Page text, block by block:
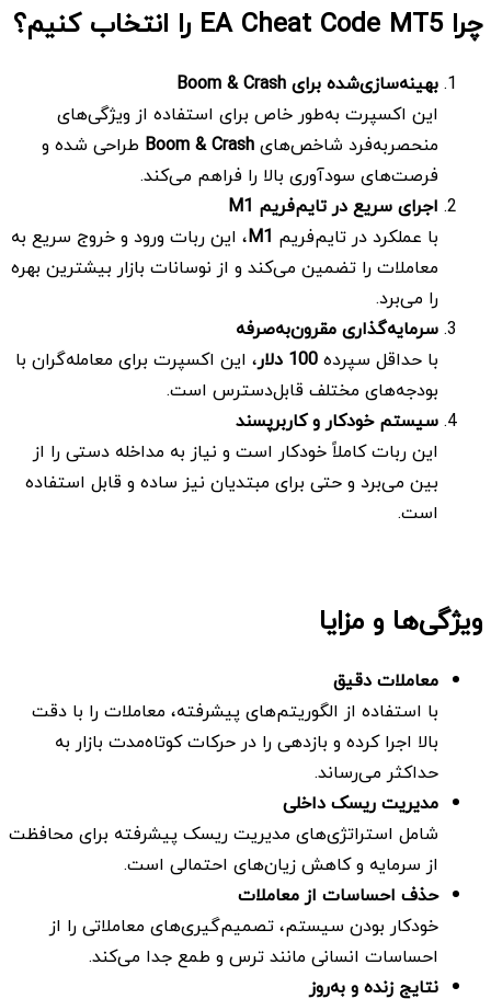
چرا EA Cheat Code MT5 را انتخاب کنیم؟
بهینه‌سازی‌شده برایBoom & Crash
این اکسپرت به‌طور خاص برای استفاده از ویژگی‌های
منحصربه‌فرد شاخص‌هایBoom & Crash طراحی شده و
فرصت‌های سودآوری بالا را فراهم می‌کند.
اجرای سریع در تایم‌فریم M1
با عملکرد در تایم‌فریم M1، این ربات ورود و خروج سریع به
معاملات را تضمین می‌کند و از نوسانات بازار بیشترین بهره
را می‌برد.
سرمایه‌گذاری مقرون‌به‌صرفه
با حداقل سپرده100 دلار، این اکسپرت برای معامله‌گران با
بودجه‌های مختلف قابل‌دسترس است.
سیستم خودکار و کاربرپسند
این ربات کاملاً خودکار است و نیاز به مداخله دستی را از
بین می‌برد و حتی برای مبتدیان نیز ساده و قابل استفاده
است.
ویژگی‌ها و مزایا
معاملات دقیق
با استفاده از الگوریتم‌های پیشرفته، معاملات را با دقت
بالا اجرا کرده و بازدهی را در حرکات کوتاه‌مدت بازار به
حداکثر می‌رساند.
مدیریت ریسک داخلی
شامل استراتژی‌های مدیریت ریسک پیشرفته برای محافظت
از سرمایه و کاهش زیان‌های احتمالی است.
حذف احساسات از معاملات
خودکار بودن سیستم، تصمیم‌گیری‌های معاملاتی را از
احساسات انسانی مانند ترس و طمع جدا می‌کند.
نتایج زنده و به‌روز